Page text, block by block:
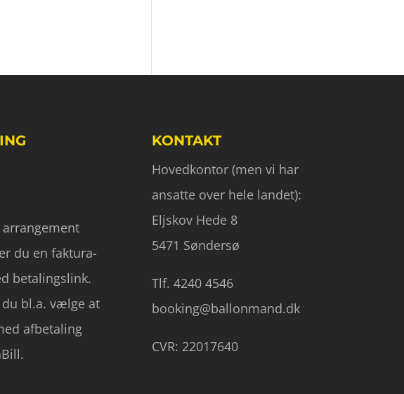
du en faktura-
betalingslink.
du bl.a. vælge at
afbetaling
KONTAKT
Hovedkontor (men vi har
ansatte over hele landet):
Eljskov Hede 8
5471 Søndersø
Tlf. 4240 4546
booking@ballonmand.dk
CVR: 22017640